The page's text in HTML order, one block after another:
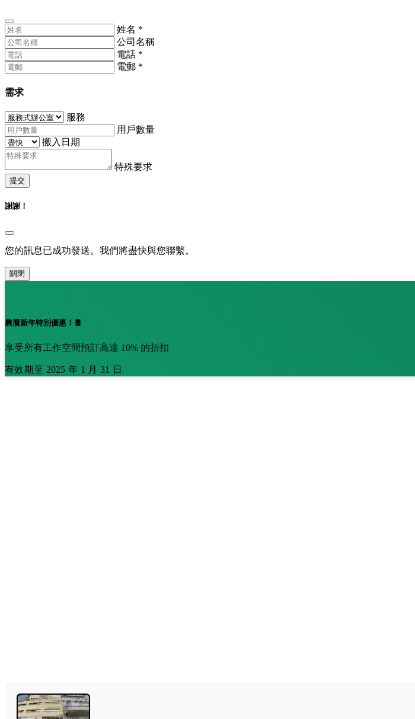
姓名 *
公司名稱
電話 *
電郵 *
需求
服務
用戶數量
搬入日期
特殊要求
提交
謝謝！
您的訊息已成功發送。我們將盡快與您聯繫。
關閉
農曆新年特別優惠！🧧
享受所有工作空間預訂高達 10% 的折扣
有效期至 2025 年 1 月 31 日